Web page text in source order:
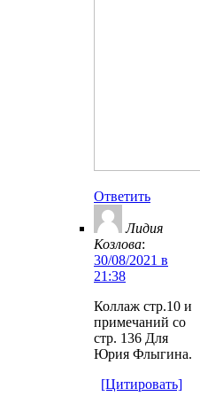
Ответить
Лидия
Козлова:
30/08/2021 в
21:38
Коллаж стр.10 и
примечаний со
стр. 136 Для
Юрия Флыгина.
[Цитировать]